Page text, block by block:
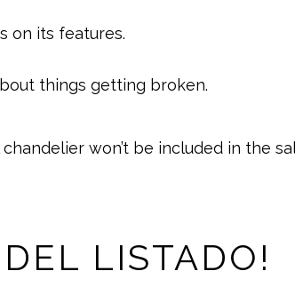
on its features.
things getting broken.
won’t be included in the
LISTADO!